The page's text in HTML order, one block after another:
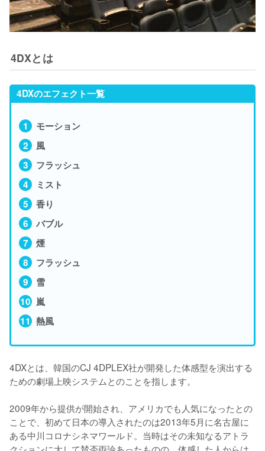
4DXとは
4DXのエフェクト一覧
モーション
風
フラッシュ
ミスト
香り
バブル
煙
フラッシュ
雪
嵐
熱風
4DXとは、韓国のCJ 4DPLEX社が開発した体感型を演出する
ための劇場上映システムとのことを指します。
2009年から提供が開始され、アメリカでも人気になったとの
ことで、初めて日本の導入されたのは2013年5月に名古屋に
ある中川コロナシネマワールド。当時はその未知なるアトラ
クションに大して賛否両論あったものの、体感した人からは